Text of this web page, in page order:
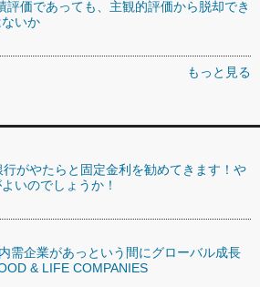
評価であっても、主観的評価から脱却でき
いか
もっと見る
がやたらと固定金利を勧めてきます！や
いのでしょうか！
需企業があっという間にグローバル成長
& LIFE COMPANIES